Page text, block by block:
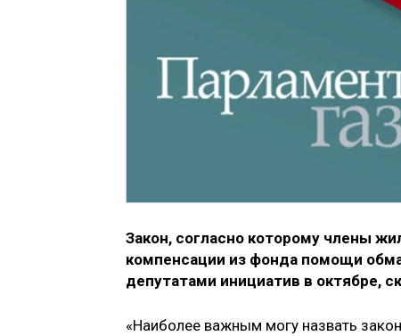
Закон, согласно которому члены
компенсации из фонда помощи
депутатами инициатив в октябре,
«Наиболее важным могу назвать